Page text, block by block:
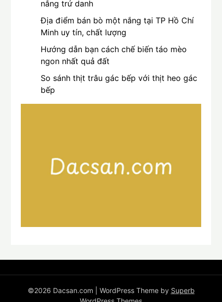
nắng trứ danh
Địa điểm bán bò một nắng tại TP Hồ Chí
Minh uy tín, chất lượng
Hướng dẫn bạn cách chế biến táo mèo
ngon nhất quả đất
So sánh thịt trâu gác bếp với thịt heo gác
bếp
©2026 Dacsan.com | WordPress Theme by Superb